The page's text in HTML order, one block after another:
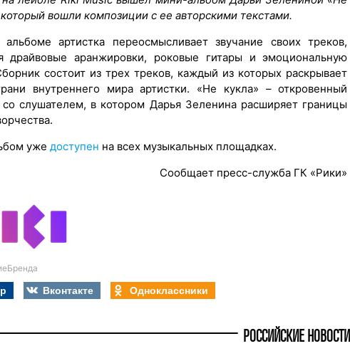
который вошли композиции с ее авторскими текстами.
артистка переосмысливает звучание своих треков,
драйвовые аранжировки, роковые гитары и эмоциональную
состоит из трех треков, каждый из которых раскрывает
внутреннего мира артистки. «Не кукла» – откровенный
со слушателем, в котором Дарья Зеленина расширяет границы
уже доступен на всех музыкальных площадках.
Сообщает пресс-служба ГК «Рики»
Вконтакте Одноклассники
РОССИЙСКИЕ НОВОСТИ